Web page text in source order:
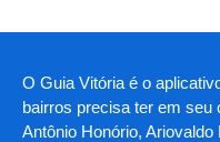
O Guia Vitória é o
bairros precisa ter em seu
Antônio Honório,